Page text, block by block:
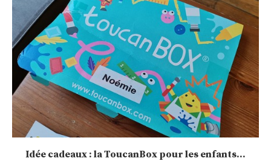
Sélection de calendrier de l’Avent 2020